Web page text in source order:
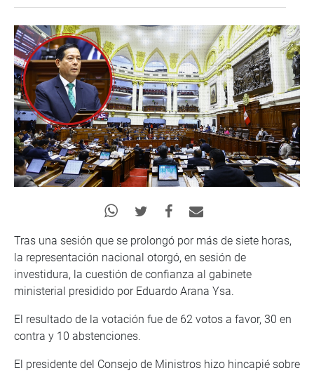
Tras una sesión que se prolongó por más de siete horas,
la representación nacional otorgó, en sesión de
investidura, la cuestión de confianza al gabinete
ministerial presidido por Eduardo Arana Ysa.
El resultado de la votación fue de 62 votos a favor, 30 en
contra y 10 abstenciones.
El presidente del Consejo de Ministros hizo hincapié sobre